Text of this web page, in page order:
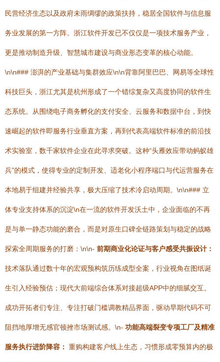
民营经济生态以及政府未雨绸缪的政策扶持，稳居全国软件与信息服
务业发展的第一方阵。浙江软件开发已不仅仅是一项技术服务产业，
更是推动制造升级、智慧城市建设与商业形态变革的核心动能。
\n\n### 澎湃的产业基础与集群效应\n\n背靠阿里巴巴、网易等全球性
科技巨头，浙江尤其是杭州形成了一个错综复杂又高度协同的软件生
态系统。从围绕电子商务孵化的支付安全、云服务和数据中台，到快
速崛起的软件即服务行业垂直方案，再到代表高端软件标准的前沿技
术实验室，数千家软件企业在此寻求突破。这种“头雁效应带动蚂蚁雄
兵”的模式，使得专业的定制开发、适老化小程序端口与代运营服务在
本地易于组建并经验共享，极大压缩了技术冷启动周期。\n\n### 立
体专业支持体系的沉淀\n在一流的软件开发沃土中，企业面临的不再
是与单一静态功能的磨合，而是对原生口碑全链路策划与稳定的战略
探索全周期服务的打磨：\n\n- 前期商业化论证与客户感受共振设计：
技术落队通过数十年的宏观预构筑历练成型全案，行业视角在图纸诞
生引入经验预估；现代大前端综合体系对接超级APP中的细腻交互。
成功开拓者们专注、专注打破门槛调教精品界面，驱动早期代码不可
阻挡地厚增无感官顿挫市场测试感。\n- 功能高端裂变专项工厂及精准
服务执行进阶降容： 重购构建客户线上生态，习惯形成零预算内的极